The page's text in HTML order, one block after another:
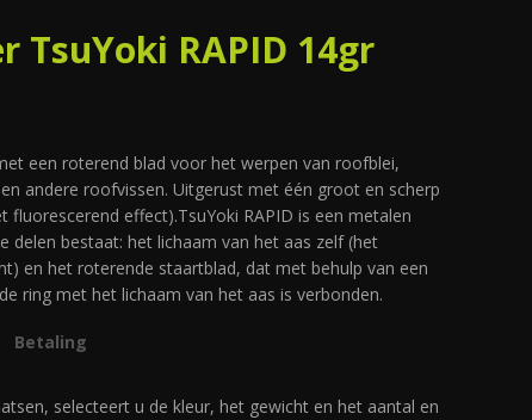
TsuYoki RAPID 14gr
een roterend blad voor het werpen van roofblei,
andere roofvissen. Uitgerust met één groot en scherp
fluorescerend effect).TsuYoki RAPID is een metalen
delen bestaat: het lichaam van het aas zelf (het
en het roterende staartblad, dat met behulp van een
ring met het lichaam van het aas is verbonden.
Betaling
selecteert u de kleur, het gewicht en het aantal en